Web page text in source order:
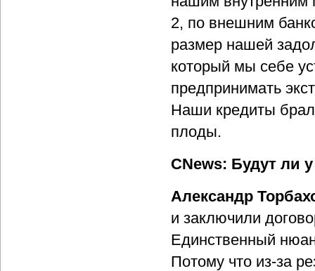
2, по внешним
размер нашей
который мы себе
предпринимать
Наши кредиты
плоды.
CNews: Будут ли
Александр
и заключили
Единственный
Потому что из-за